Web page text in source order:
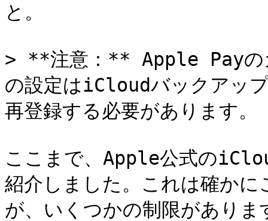
と。
> **注意：** Apple Payの
の設定はiCloudバックアッ
再登録する必要があります。
ここまで、Apple公式の
紹介しました。これは確か
が、いくつかの制限がありま